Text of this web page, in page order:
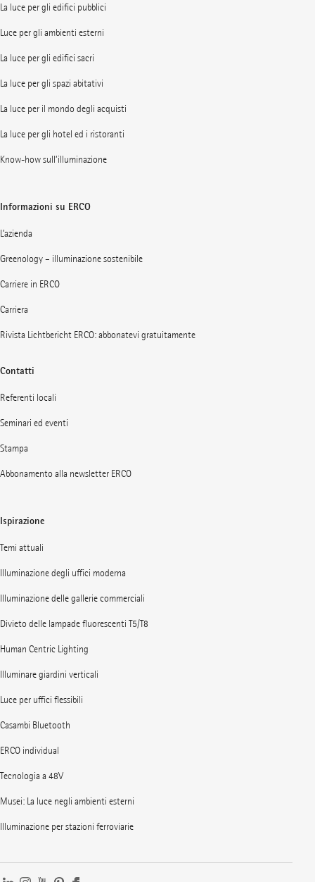
La luce per gli edifici pubblici
Luce per gli ambienti esterni
La luce per gli edifici sacri
La luce per gli spazi abitativi
La luce per il mondo degli acquisti
La luce per gli hotel ed i ristoranti
Know-how sull’illuminazione
Informazioni su ERCO
L’azienda
Greenology – illuminazione sostenibile
Carriere in ERCO
Carriera
Rivista Lichtbericht ERCO: abbonatevi gratuitamente
Contatti
Referenti locali
Seminari ed eventi
Stampa
Abbonamento alla newsletter ERCO
Ispirazione
Temi attuali
Illuminazione degli uffici moderna
Illuminazione delle gallerie commerciali
Divieto delle lampade fluorescenti T5/T8
Human Centric Lighting
Illuminare giardini verticali
Luce per uffici flessibili
Casambi Bluetooth
ERCO individual
Tecnologia a 48V
Musei: La luce negli ambienti esterni
Illuminazione per stazioni ferroviarie